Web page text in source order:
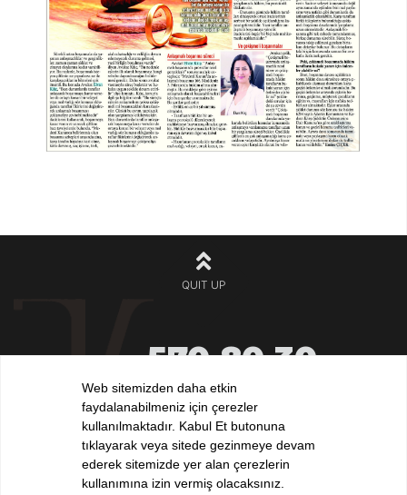
QUIT UP
570 80 30
+90 532532 32 32
iletisim@elvankilic.com
FOLLOW US !
Web sitemizden daha etkin
faydalanabilmeniz için çerezler
kullanılmaktadır. Kabul Et butonuna
tıklayarak veya sitede gezinmeye devam
ederek sitemizde yer alan çerezlerin
kullanımına izin vermiş olacaksınız.